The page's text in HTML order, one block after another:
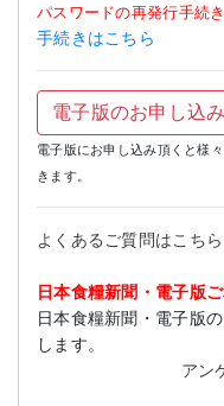
パスワードの再発行手続
手続きはこちら
電子版のお申し込
電子版にお申し込み頂くと様
きます。
よくあるご質問はこちら
日本食糧新聞・電子版
日本食糧新聞・電子版
します。
アン